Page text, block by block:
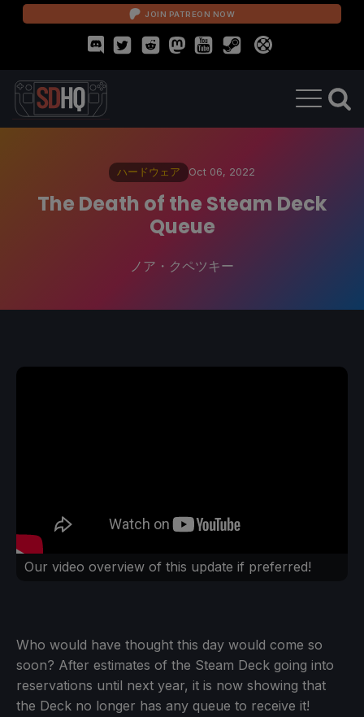
JOIN PATREON NOW
ハードウェア Oct 06, 2022
The Death of the Steam Deck
Queue
ノア・クペツキー
Our video overview of this update if preferred!
Who would have thought this day would come so
soon? After estimates of the Steam Deck going into
reservations until next year, it is now showing that
the Deck no longer has any queue to receive it!